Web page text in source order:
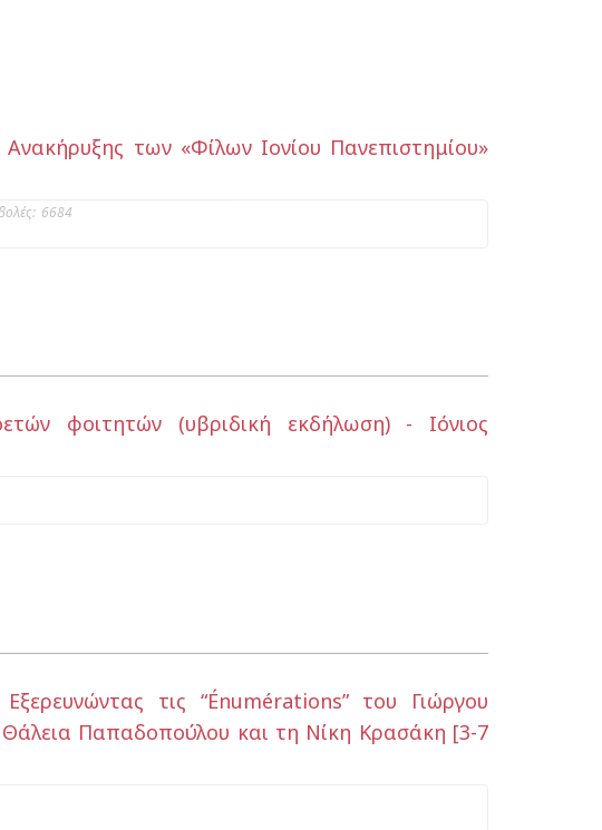
των «Φίλων Ιονίου Πανεπιστημίου»
6684
φοιτητών (υβριδική εκδήλωση) - Ιόνιος
τις “Énumérations” του Γιώργου
Παπαδοπούλου και τη Νίκη Κρασάκη [3-7